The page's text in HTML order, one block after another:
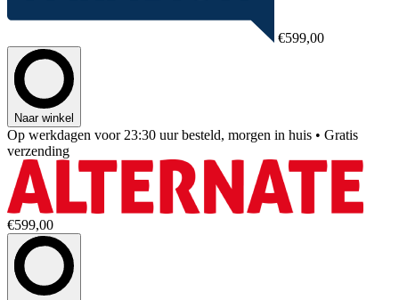
€599,00
Naar winkel
Op werkdagen voor 23:30 uur besteld, morgen in huis • Gratis
verzending
€599,00